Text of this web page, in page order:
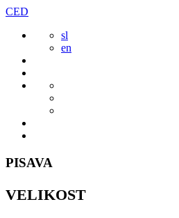
Preskoči
vsebine
CED
sl
en
PISAVA
VELIKOST